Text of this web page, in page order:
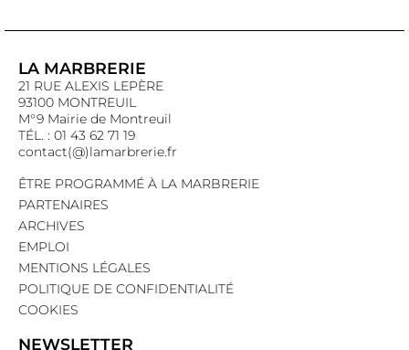
LA MARBRERIE
21 RUE ALEXIS LEPÈRE
93100 MONTREUIL
M°9 Mairie de Montreuil
TÉL. : 01 43 62 71 19
contact(@)lamarbrerie.fr
ÊTRE PROGRAMMÉ À LA MARBRERIE
PARTENAIRES
ARCHIVES
EMPLOI
MENTIONS LÉGALES
POLITIQUE DE CONFIDENTIALITÉ
COOKIES
NEWSLETTER